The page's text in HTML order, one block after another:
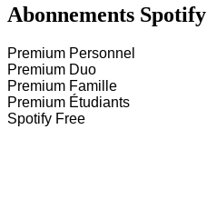
Abonnements Spotify
Premium Personnel
Premium Duo
Premium Famille
Premium Étudiants
Spotify Free